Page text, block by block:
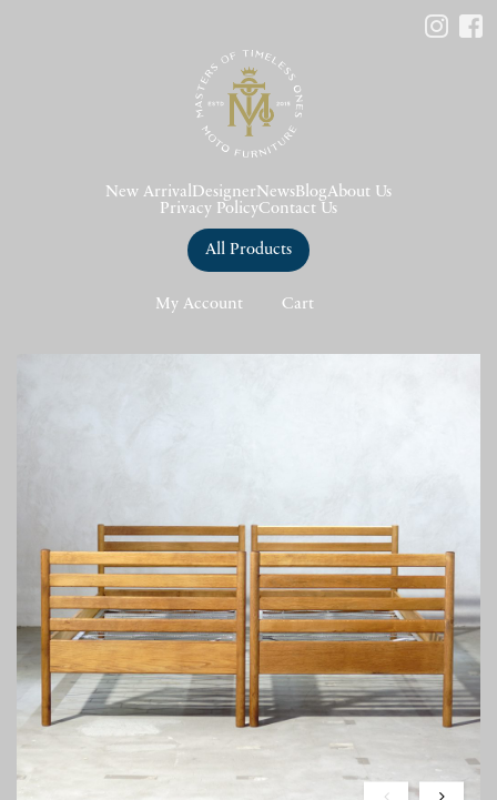
New Arrival DesignerNews BlogAbout Us
Privacy PolicyContact Us
All Products
My Account Cart